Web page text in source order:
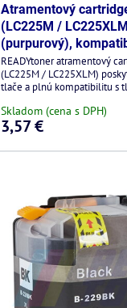
Atramentový
(LC225M /
(purpurový),
READYtoner atramentový
(LC225M / LC225XLM)
tlače a plnú kompatibilitu s
Skladom (cena s DPH)
3,57 €